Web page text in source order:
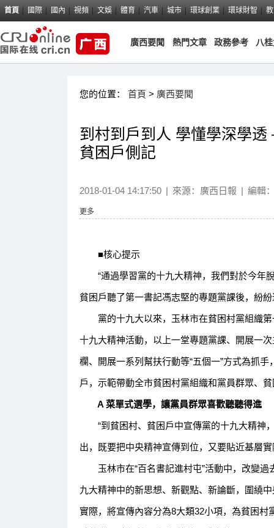
首頁 國際 國內 視頻 文娛 體育 汽車 城市 環球創業 環球財智
廣西要聞 熱門文章 政務參考 八
您的位置： 首頁 > 廣西要聞
到村到戶到人 學懂學深學
貧困戶側記
2018-01-04 14:17:50 | 來源： 廣西日報 | 編輯
更多
■核心提示
“通過學習黨的十九大精神，我們對於今年
貧困戶聽了第一書記馮志堅的專題黨課後，紛
黨的十九大以來，玉林市在貧困村黨組織第
十九大精神活動，以上一堂專題黨課、開展一
欄、開展一系列幫扶行動等“五個一”方式為抓
戶，示範帶動全市貧困村黨組織和黨員群眾、
A 菜單式選學，讓黨員群眾喜歡聽聽得進
“到貧困村、貧困戶中宣傳黨的十九大精神
出，既要把中央精神宣傳到位，又要貼近基層
玉林市在“百名書記進村屯”活動中，改變過
九大精神中的新思想、新觀點、新論斷，圍繞
實際，將宣傳內容分為8大類32小項，為貧困村